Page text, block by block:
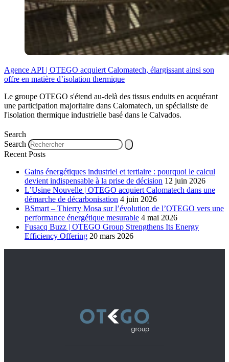
Agence API | OTEGO acquiert Calomatech, élargissant ainsi son
offre en matière d’isolation thermique
Le groupe OTEGO s'étend au-delà des tissus enduits en acquérant
une participation majoritaire dans Calomatech, un spécialiste de
l'isolation thermique industrielle basé dans le Calvados.
Search
Search
Recent Posts
Gains énergétiques industriel et tertiaire : pourquoi le calcul
devient indispensable à la prise de décision 12 juin 2026
L’Usine Nouvelle | OTEGO acquiert Calomatech dans une
démarche de décarbonisation 4 juin 2026
BSmart – Thierry Mosa sur l’évolution de l’OTEGO vers une
performance énergétique mesurable 4 mai 2026
Fusacq Buzz | OTEGO Group Strengthens Its Energy
Efficiency Offering 20 mars 2026